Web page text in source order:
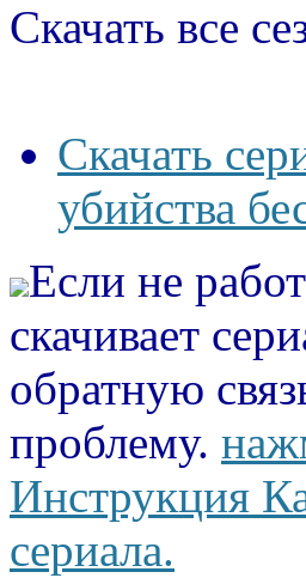
Скачать все
Скачать
убийства
Если не
скачивает
обратную
проблему.
Инструкция
сериала.